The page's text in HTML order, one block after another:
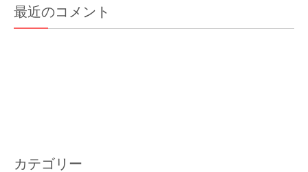
最近のコメント
カテゴリー